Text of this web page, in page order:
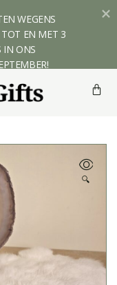
🔍
WEGENS
EN MET 3
IN ONS